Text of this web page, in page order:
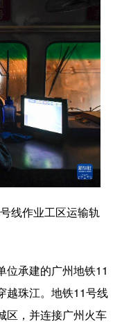
线 教育
体育
康 军事
片 政务
汽车
化 数字经济
溯源中国
源 会展
网 上市公司
线作业工区运输轨
承建的广州地铁11
越珠江。地铁11号线
区，并连接广州火车